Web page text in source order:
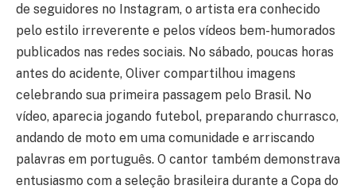
de seguidores no Instagram, o artista era conhecido
pelo estilo irreverente e pelos vídeos bem-humorados
publicados nas redes sociais. No sábado, poucas horas
antes do acidente, Oliver compartilhou imagens
celebrando sua primeira passagem pelo Brasil. No
vídeo, aparecia jogando futebol, preparando churrasco,
andando de moto em uma comunidade e arriscando
palavras em português. O cantor também demonstrava
entusiasmo com a seleção brasileira durante a Copa do